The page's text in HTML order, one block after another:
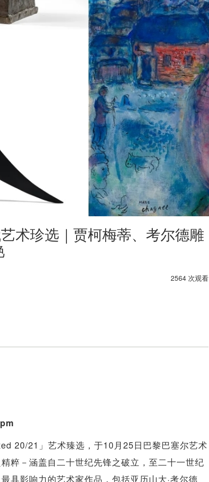
术珍选｜贾柯梅蒂、考尔德雕
2564 次观看
20/21」艺术臻选，于10月25日巴黎巴塞尔艺术
粹－涵盖自二十世纪先锋之破立，至二十一世纪
具影响力的艺术家作品，包括亚历山大·考尔德